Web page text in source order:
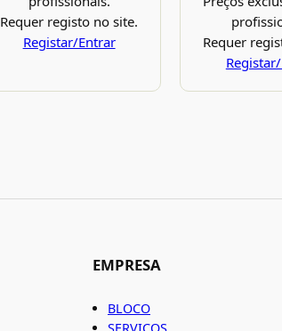
Requer registo no site.
Registar/Entrar
Requer
EMPRESA
BLOCO